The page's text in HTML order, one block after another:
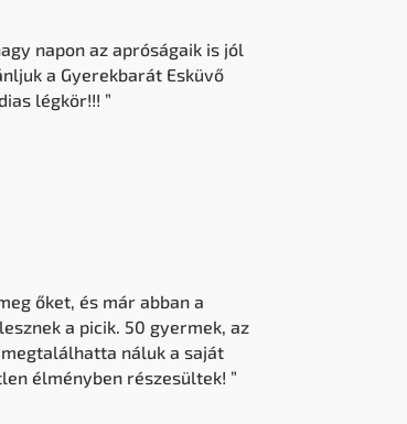
napon az apróságaik is jól
a Gyerekbarát Esküvő
légkör!!! ”
őket, és már abban a
a picik. 50 gyermek, az
náluk a saját
élményben részesültek! ”